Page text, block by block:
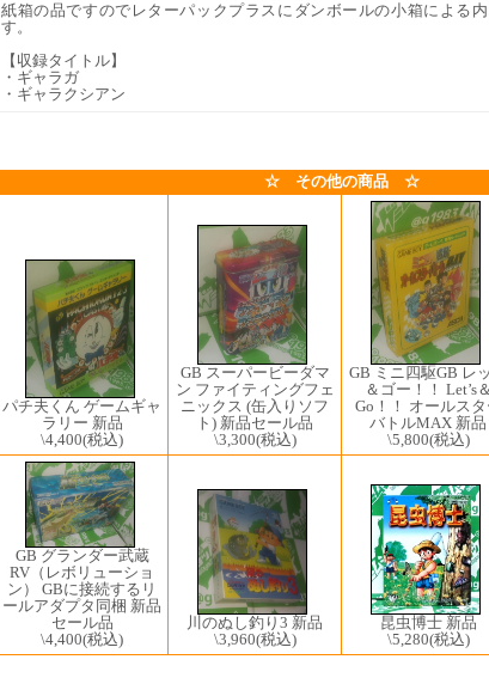
紙箱の品ですのでレターパックプラスにダンボールの小箱による
す。
【収録タイトル】
・ギャラガ
・ギャラクシアン
☆ その他の商品 ☆
パチ夫くん ゲームギャ
ラリー 新品
\4,400(税込)
GB スーパービーダマ
ン ファイティングフェ
ニックス (缶入りソフ
ト) 新品セール品
\3,300(税込)
GB ミニ四駆GB レ
＆ゴー！！ Let’s＆
Go！！ オールスタ
バトルMAX 新品
\5,800(税込)
GB グランダー武蔵
RV（レボリューショ
ン） GBに接続するリ
ールアダプタ同梱 新品
セール品
\4,400(税込)
川のぬし釣り3 新品
\3,960(税込)
昆虫博士 新品
\5,280(税込)